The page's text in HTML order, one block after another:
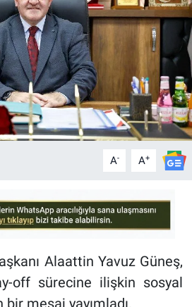
A- A+
Alaattin Yavuz Güneş,
off sürecine ilişkin sosyal
bir mesaj yayımladı.